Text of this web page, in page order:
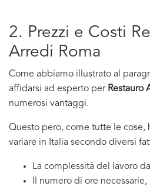
2. Prezzi e Costi
Arredi Roma
Come abbiamo illustrato al
affidarsi ad esperto per Restauro
numerosi vantaggi.
Questo pero, come tutte le cose,
variare in Italia secondo diversi
La complessità del lavoro
Il numero di ore